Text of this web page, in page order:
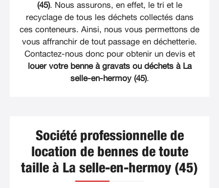
(45). Nous assurons, en effet, le tri et le
recyclage de tous les déchets collectés dans
ces conteneurs. Ainsi, nous vous permettons de
vous affranchir de tout passage en déchetterie.
Contactez-nous donc pour obtenir un devis et
louer votre benne à gravats ou déchets à La
selle-en-hermoy (45).
Société professionnelle de
location de bennes de toute
taille à La selle-en-hermoy (45)